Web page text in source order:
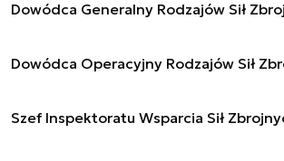
Dowódca Generalny Rodzajów Sił
Dowódca Operacyjny Rodzajów Sił
Szef Inspektoratu Wsparcia Sił